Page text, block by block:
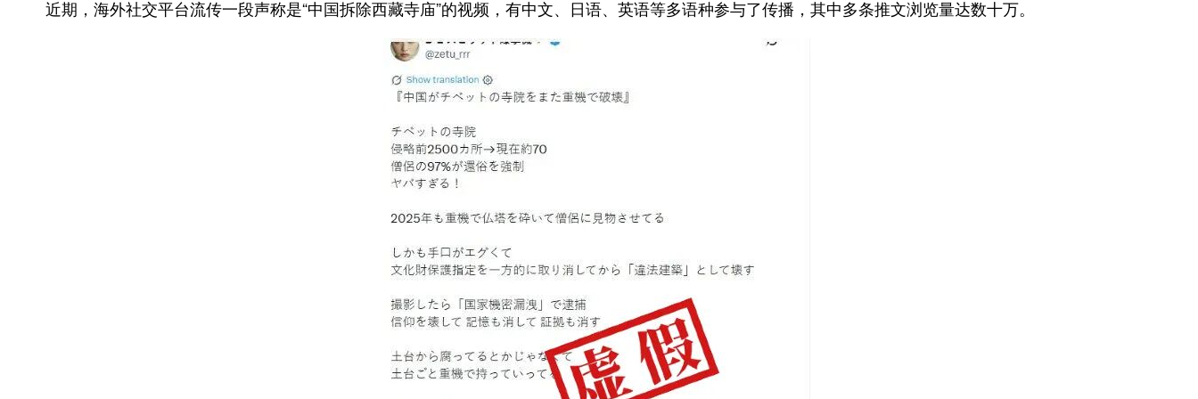
近期，海外社交平台流传一段声称是“中国拆除西藏寺庙”的视频，有中文、日语、英语等多语种参与了传播，其中多条推文浏览量达数十万。